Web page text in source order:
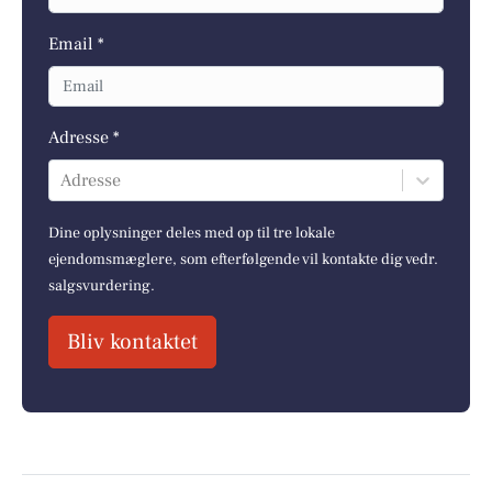
Email *
Adresse *
Adresse
Dine oplysninger deles med op til tre lokale
ejendomsmæglere, som efterfølgende vil kontakte dig vedr.
salgsvurdering.
Bliv kontaktet